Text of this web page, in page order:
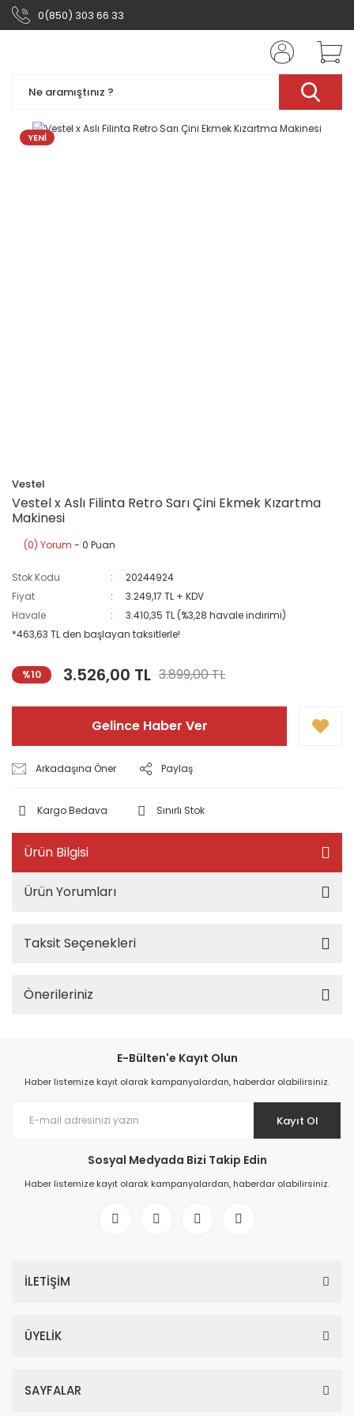
0(850) 303 66 33
YENİ
Vestel
Vestel x Aslı Filinta Retro Sarı Çini Ekmek Kızartma
Makinesi
(0) Yorum - 0 Puan
Stok Kodu
20244924
Fiyat
3.249,17 TL + KDV
Havale
3.410,35 TL (%3,28 havale indirimi)
*463,63 TL den başlayan taksitlerle!
%10 3.526,00 TL 3.899,00 TL
Gelince Haber Ver
Arkadaşına Öner Paylaş
Kargo Bedava Sınırlı Stok
Ürün Bilgisi
Ürün Yorumları
Taksit Seçenekleri
Önerileriniz
E-Bülten'e Kayıt Olun
Haber listemize kayıt olarak kampanyalardan, haberdar olabilirsiniz.
Kayıt Ol
Sosyal Medyada Bizi Takip Edin
Haber listemize kayıt olarak kampanyalardan, haberdar olabilirsiniz.
İLETİŞİM
ÜYELİK
SAYFALAR